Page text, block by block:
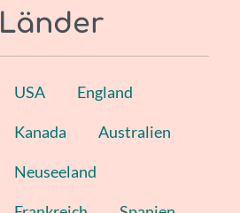
Länder
USA England
Kanada Australien
Neuseeland